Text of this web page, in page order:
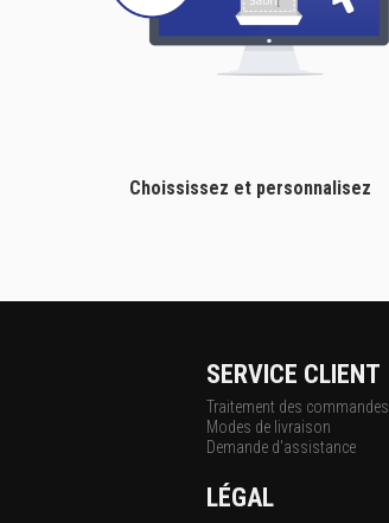
Choississez et personnalisez
SERVICE CLIENT
Traitement des commandes
Modes de livraison
Demande d'assistance
LÉGAL